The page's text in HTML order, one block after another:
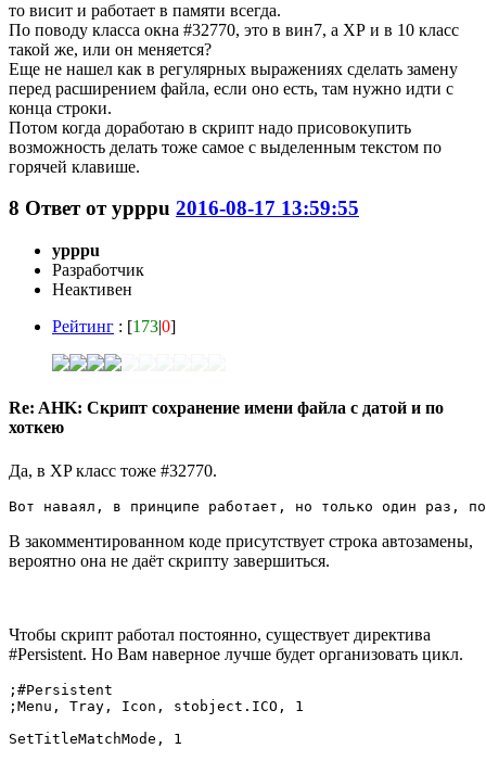
то висит и работает в памяти всегда.
По поводу класса окна #32770, это в вин7, а ХР и в 10 класс
такой же, или он меняется?
Еще не нашел как в регулярных выражениях сделать замену
перед расширением файла, если оно есть, там нужно идти с
конца строки.
Потом когда доработаю в скрипт надо присовокупить
возможность делать тоже самое с выделенным текстом по
горячей клавише.
8 Ответ отypppu 2016-08-17 13:59:55
ypppu
Разработчик
Неактивен
Рейтинг : [173|0]
Re: AHK: Скрипт сохранение имени файла с датой и по
хоткею
Да, в XP класс тоже #32770.
Вот наваял, в принципе работает, но только один раз,
В закомментированном коде присутствует строка автозамены,
вероятно она не даёт скрипту завершиться.
Чтобы скрипт работал постоянно, существует директива
#Persistent. Но Вам наверное лучше будет организовать цикл.
;#Persistent
;Menu, Tray, Icon, stobject.ICO, 1
SetTitleMatchMode, 1